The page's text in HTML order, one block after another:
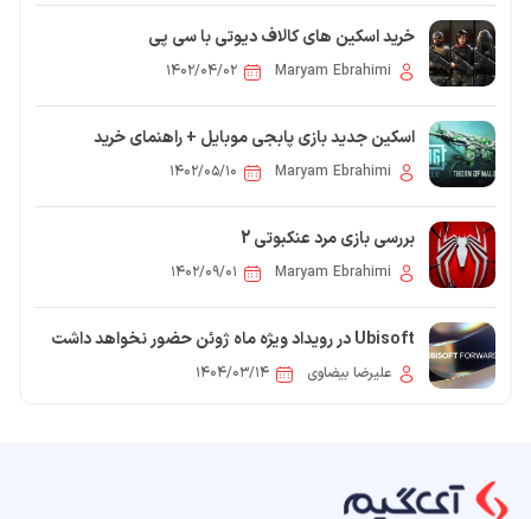
خرید اسکین های کالاف دیوتی با سی پی
Maryam Ebrahimi ۱۴۰۲/۰۴/۰۲
اسکین جدید بازی پابجی موبایل + راهنمای خرید
Maryam Ebrahimi ۱۴۰۲/۰۵/۱۰
بررسی بازی مرد عنکبوتی 2
Maryam Ebrahimi ۱۴۰۲/۰۹/۰۱
Ubisoft در رویداد ویژه ماه ژوئن حضور نخواهد داشت
علیرضا بیضاوی ۱۴۰۴/۰۳/۱۴